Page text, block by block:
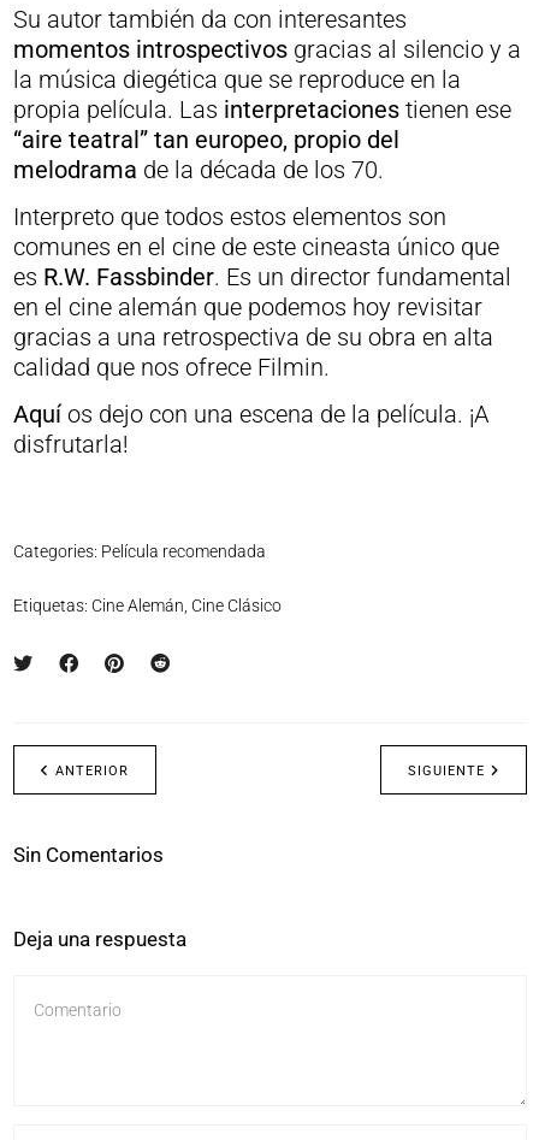
Su autor también da con interesantes
momentos introspectivos gracias al silencio y a
la música diegética que se reproduce en la
propia película. Las interpretaciones tienen ese
“aire teatral” tan europeo, propio del
melodrama de la década de los 70.
Interpreto que todos estos elementos son
comunes en el cine de este cineasta único que
es R.W. Fassbinder. Es un director fundamental
en el cine alemán que podemos hoy revisitar
gracias a una retrospectiva de su obra en alta
calidad que nos ofrece Filmin.
Aquí os dejo con una escena de la película. ¡A
disfrutarla!
Categories: Película recomendada
Etiquetas: Cine Alemán Cine Clásico
SIGUIENTE
ANTERIOR
Sin Comentarios
Deja una respuesta